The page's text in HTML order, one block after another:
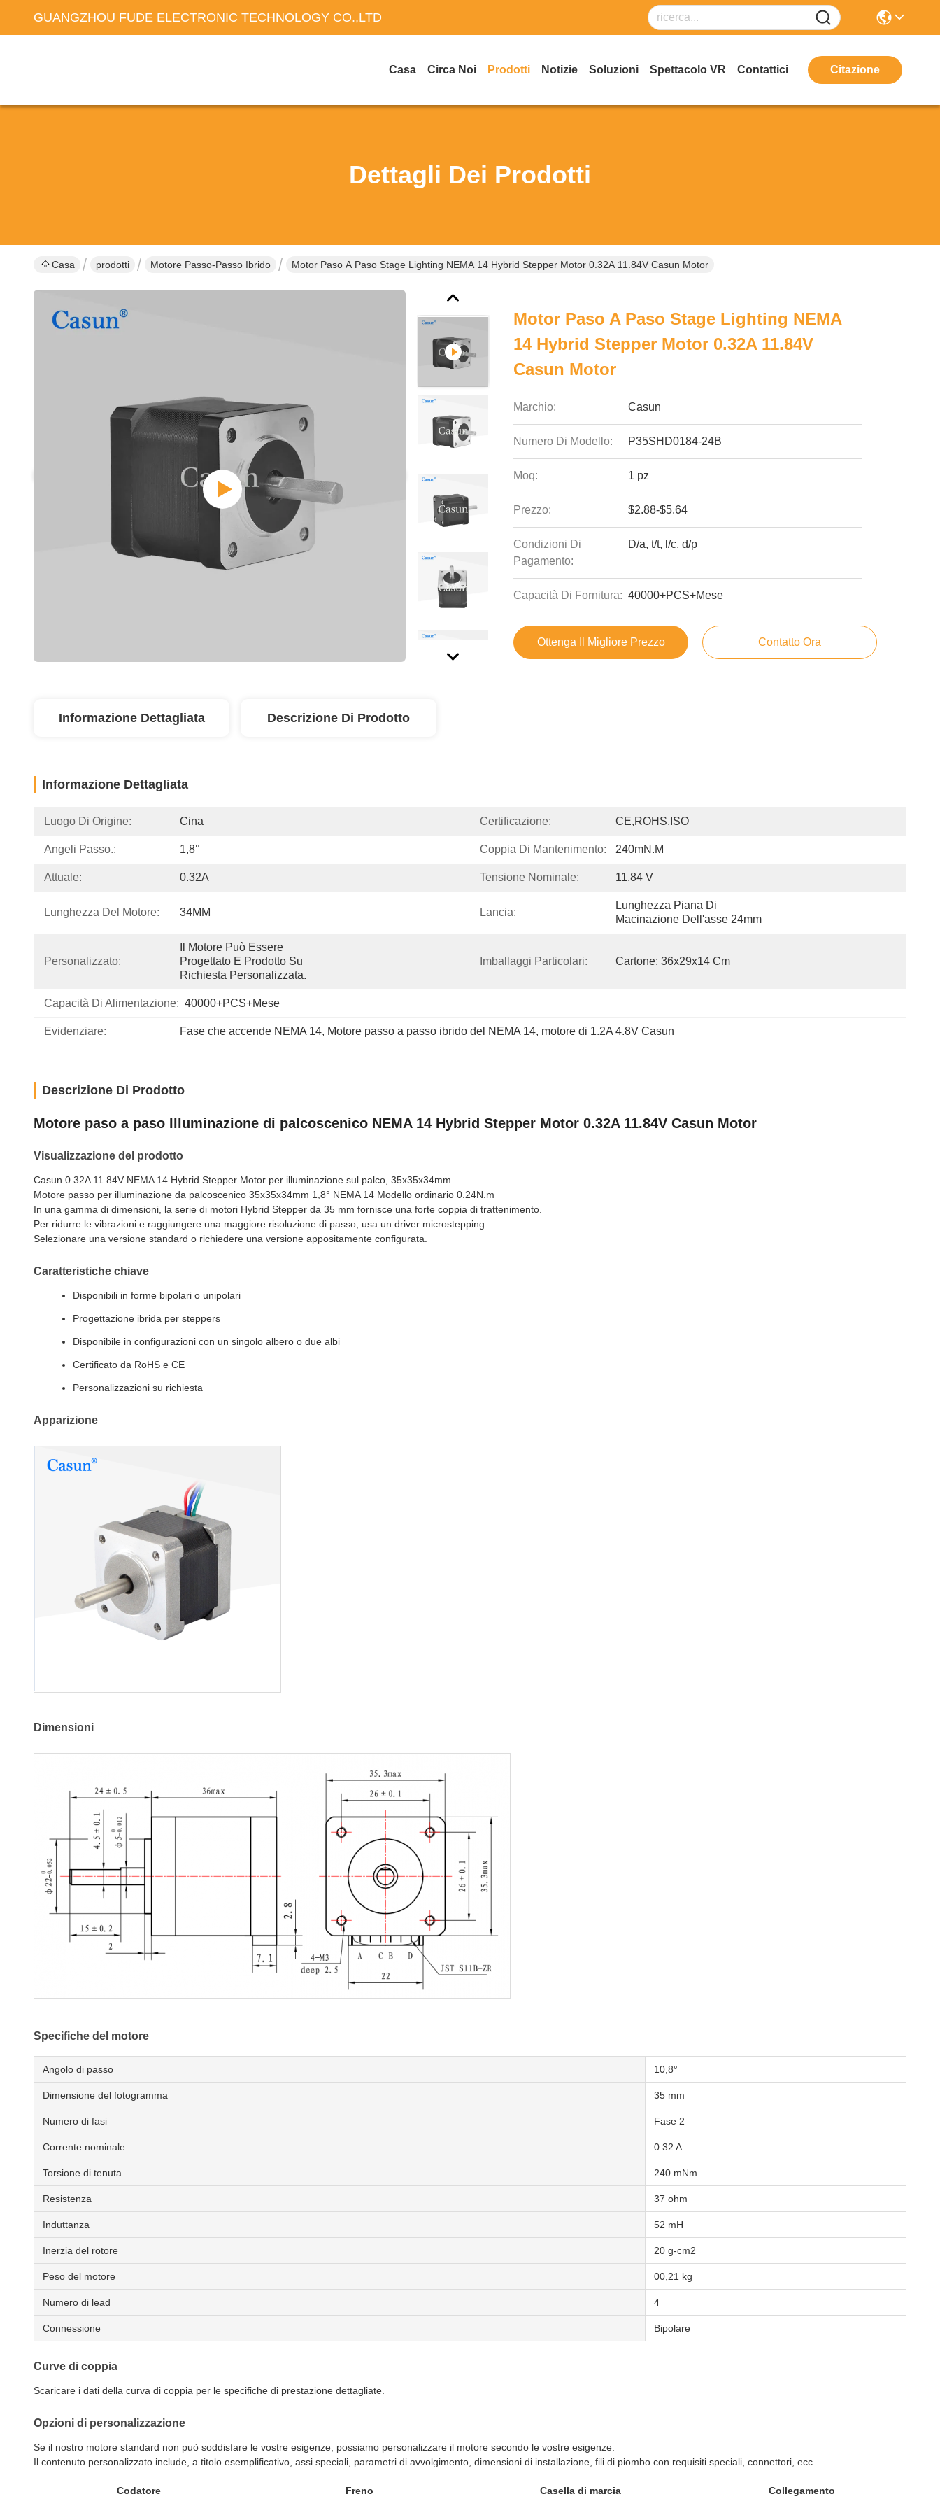
GUANGZHOU FUDE ELECTRONIC TECHNOLOGY CO.,LTD
Casa Circa Noi Prodotti Notizie Soluzioni Spettacolo VR Contattici Citazione
Dettagli Dei Prodotti
Casa prodotti Motore Passo-Passo Ibrido Motor Paso A Paso Stage Lighting NEMA 14 Hybrid Stepper Motor 0.32A 11.84V Casun Motor
Motor Paso A Paso Stage Lighting NEMA
14 Hybrid Stepper Motor 0.32A 11.84V
Casun Motor
Marchio: Casun
Numero Di Modello: P35SHD0184-24B
Moq: 1 pz
Prezzo: $2.88-$5.64
Condizioni Di
Pagamento:
D/a, t/t, l/c, d/p
Capacità Di Fornitura: 40000+PCS+Mese
Ottenga Il Migliore Prezzo Contatto Ora
Informazione Dettagliata Descrizione Di Prodotto
Informazione Dettagliata
Luogo Di Origine: Cina Certificazione: CE,ROHS,ISO
Angeli Passo.: 1,8° Coppia Di Mantenimento: 240mN.m
Attuale: 0.32A Tensione Nominale: 11,84 V
Lunghezza Del Motore: 34MM Lancia:
Lunghezza Piana Di
Macinazione Dell'asse 24mm
Personalizzato:
Il Motore Può Essere
Progettato E Prodotto Su
Richiesta Personalizzata.
Imballaggi Particolari: Cartone: 36x29x14 Cm
Capacità Di Alimentazione: 40000+PCS+Mese
Evidenziare: Fase che accende NEMA 14, Motore passo a passo ibrido del NEMA 14, motore di 1.2A 4.8V Casun
Descrizione Di Prodotto
Motore paso a paso Illuminazione di palcoscenico NEMA 14 Hybrid Stepper Motor 0.32A 11.84V Casun Motor
Visualizzazione del prodotto
Casun 0.32A 11.84V NEMA 14 Hybrid Stepper Motor per illuminazione sul palco, 35x35x34mm
Motore passo per illuminazione da palcoscenico 35x35x34mm 1,8° NEMA 14 Modello ordinario 0.24N.m
In una gamma di dimensioni, la serie di motori Hybrid Stepper da 35 mm fornisce una forte coppia di trattenimento.
Per ridurre le vibrazioni e raggiungere una maggiore risoluzione di passo, usa un driver microstepping.
Selezionare una versione standard o richiedere una versione appositamente configurata.
Caratteristiche chiave
Disponibili in forme bipolari o unipolari
Progettazione ibrida per steppers
Disponibile in configurazioni con un singolo albero o due albi
Certificato da RoHS e CE
Personalizzazioni su richiesta
Apparizione
Dimensioni
Specifiche del motore
Angolo di passo 10,8°
Dimensione del fotogramma 35 mm
Numero di fasi Fase 2
Corrente nominale 0.32 A
Torsione di tenuta 240 mNm
Resistenza 37 ohm
Induttanza 52 mH
Inerzia del rotore 20 g-cm2
Peso del motore 00,21 kg
Numero di lead 4
Connessione Bipolare
Curve di coppia
Scaricare i dati della curva di coppia per le specifiche di prestazione dettagliate.
Opzioni di personalizzazione
Se il nostro motore standard non può soddisfare le vostre esigenze, possiamo personalizzare il motore secondo le vostre esigenze.
Il contenuto personalizzato include, a titolo esemplificativo, assi speciali, parametri di avvolgimento, dimensioni di installazione, fili di piombo con requisiti speciali, connettori, ecc.
Codatore Freno Casella di marcia Collegamento